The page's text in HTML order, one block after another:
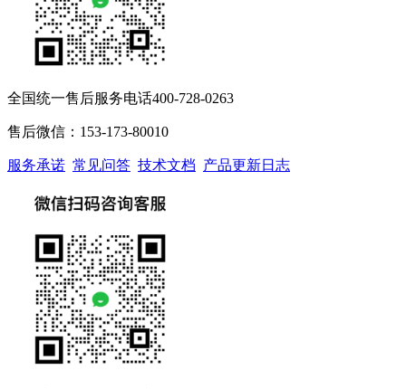
全国统一售后服务电话400-728-0263
售后微信：153-173-80010
服务承诺 常见问答 技术文档 产品更新日志